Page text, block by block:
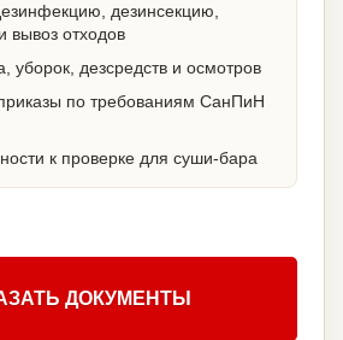
дезинсекцию,
вывоз отходов
уборок, дезсредств и осмотров
по требованиям СанПиН
к проверке для суши-бара
ДОКУМЕНТЫ